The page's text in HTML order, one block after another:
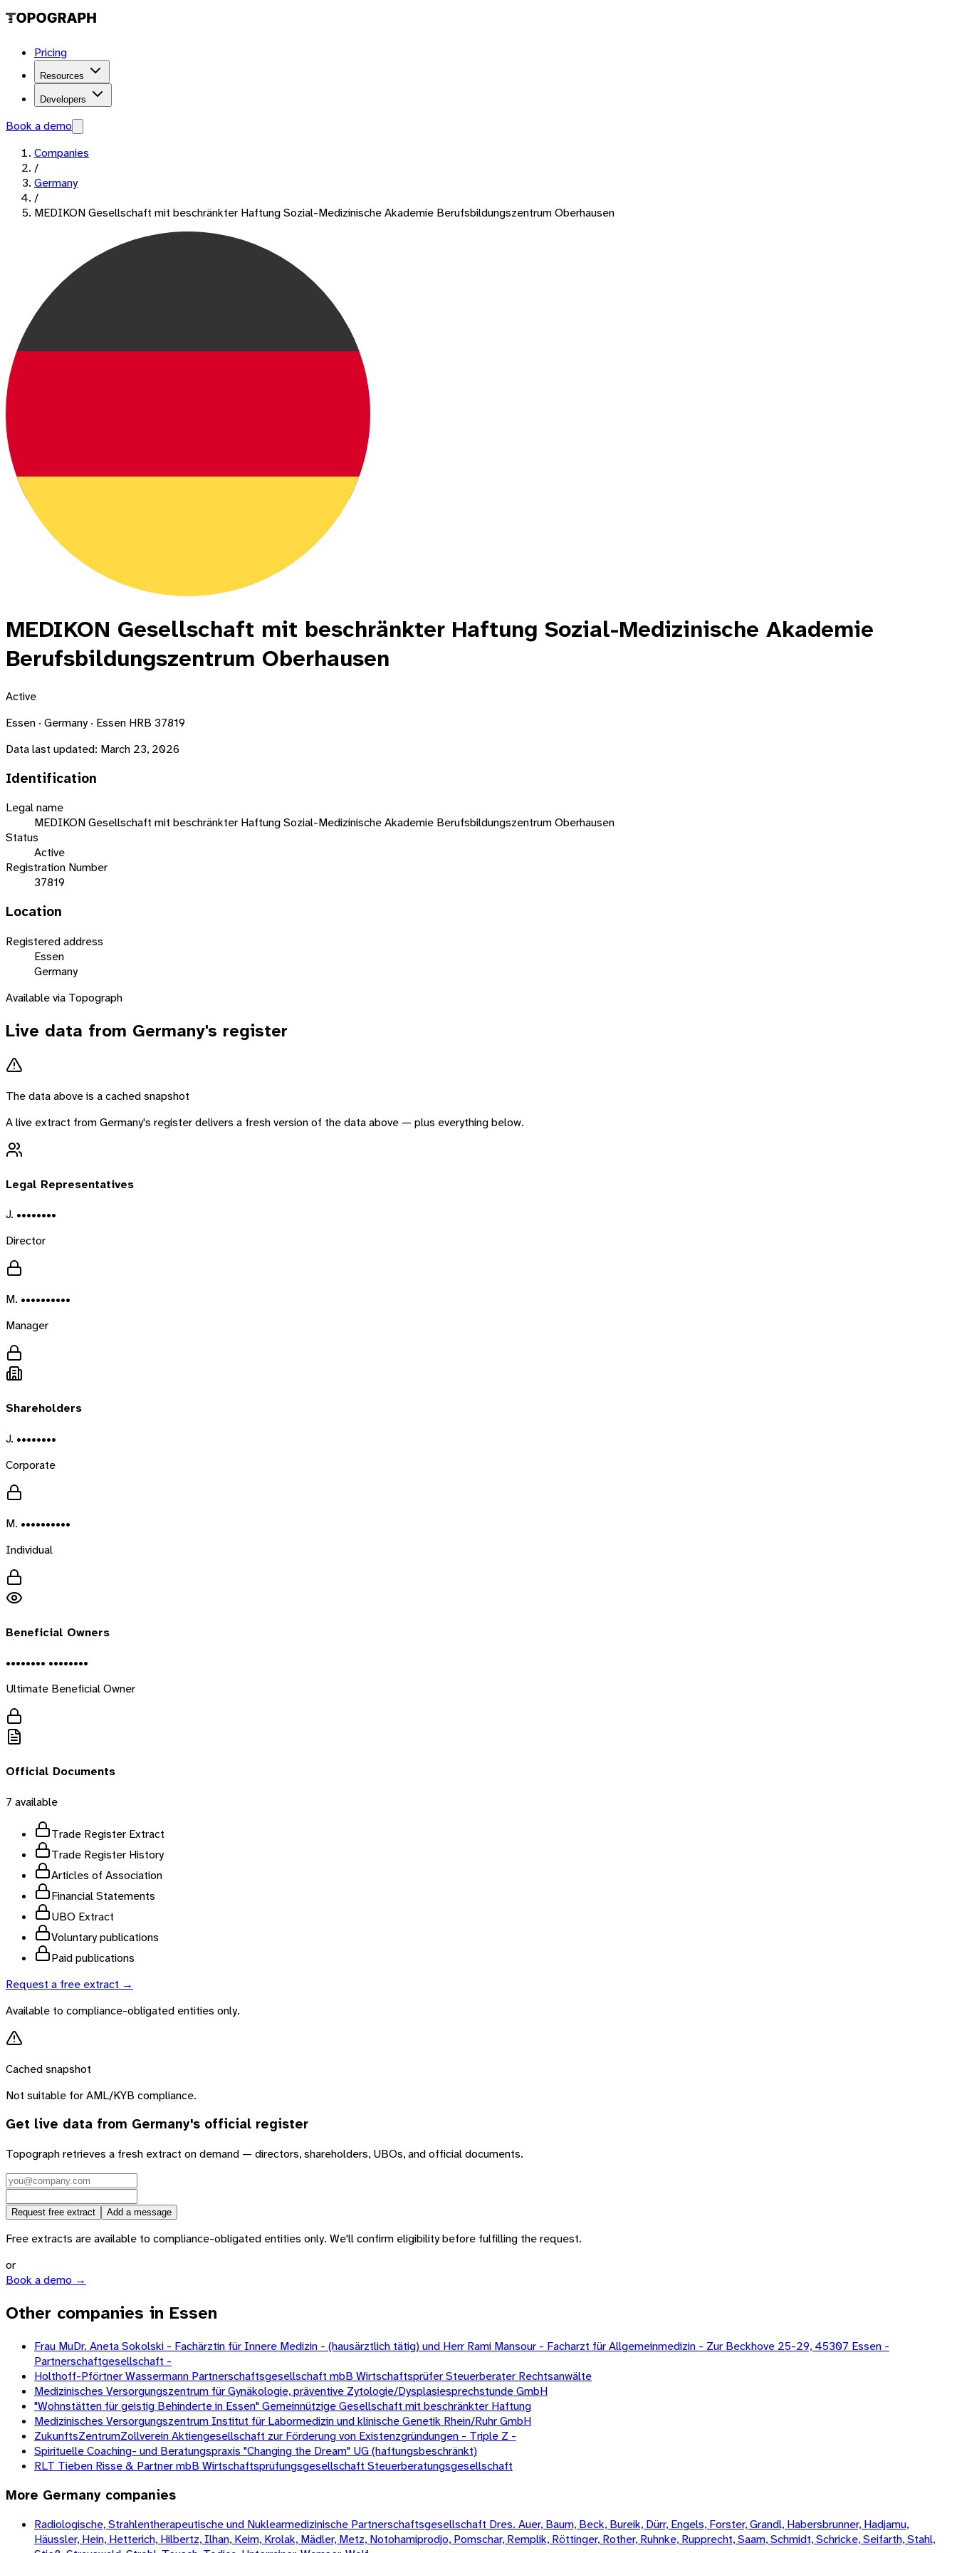
Pricing
Resources
Developers
Book a demo
Companies
/
Germany
/
MEDIKON Gesellschaft mit beschränkter Haftung Sozial-Medizinische Akademie Berufsbildungszentrum Oberhausen
MEDIKON Gesellschaft mit beschränkter Haftung Sozial-Medizinische Akademie
Berufsbildungszentrum Oberhausen
Active
Essen · Germany · Essen HRB 37819
Data last updated: March 23, 2026
Identification
Legal name
MEDIKON Gesellschaft mit beschränkter Haftung Sozial-Medizinische Akademie Berufsbildungszentrum Oberhausen
Status
Active
Registration Number
37819
Location
Registered address
Essen
Germany
Available via Topograph
Live data from Germany's register
The data above is a cached snapshot
A live extract fromGermany's register delivers a fresh version of the data above — plus everything below.
Legal Representatives
J. ••••••••
Director
M. ••••••••••
Manager
Shareholders
J. ••••••••
Corporate
M. ••••••••••
Individual
Beneficial Owners
•••••••• ••••••••
Ultimate Beneficial Owner
Official Documents
7 available
Trade Register Extract
Trade Register History
Articles of Association
Financial Statements
UBO Extract
Voluntary publications
Paid publications
Request a free extract →
Available to compliance-obligated entities only.
Cached snapshot
Not suitable for AML/KYB compliance.
Get live data from Germany's official register
Topograph retrieves a fresh extract on demand — directors, shareholders, UBOs, and official documents.
Request free extract Add a message
Free extracts are available to compliance-obligated entities only. We'll confirm eligibility before fulfilling the request.
or
Book a demo →
Other companies in Essen
Frau MuDr. Aneta Sokolski - Fachärztin für Innere Medizin - (hausärztlich tätig) und Herr Rami Mansour - Facharzt für Allgemeinmedizin - Zur Beckhove 25-29, 45307 Essen -
Partnerschaftgesellschaft -
Holthoff-Pförtner Wassermann Partnerschaftsgesellschaft mbB Wirtschaftsprüfer Steuerberater Rechtsanwälte
Medizinisches Versorgungszentrum für Gynäkologie, präventive Zytologie/Dysplasiesprechstunde GmbH
"Wohnstätten für geistig Behinderte in Essen" Gemeinnützige Gesellschaft mit beschränkter Haftung
Medizinisches Versorgungszentrum Institut für Labormedizin und klinische Genetik Rhein/Ruhr GmbH
ZukunftsZentrumZollverein Aktiengesellschaft zur Förderung von Existenzgründungen - Triple Z -
Spirituelle Coaching- und Beratungspraxis "Changing the Dream" UG (haftungsbeschränkt)
RLT Tieben Risse & Partner mbB Wirtschaftsprüfungsgesellschaft Steuerberatungsgesellschaft
More Germany companies
Radiologische, Strahlentherapeutische und Nuklearmedizinische Partnerschaftsgesellschaft Dres. Auer, Baum, Beck, Bureik, Dürr, Engels, Forster, Grandl, Habersbrunner, Hadjamu,
Häussler, Hein, Hetterich, Hilbertz, Ilhan, Keim, Krolak, Mädler, Metz, Notohamiprodjo, Pomschar, Remplik, Röttinger, Rother, Ruhnke, Rupprecht, Saam, Schmidt, Schricke, Seifarth, Stahl,